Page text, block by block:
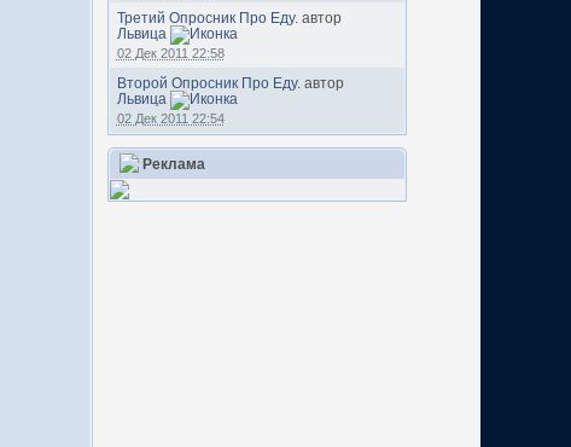
Третий Опросник Про Еду. автор
Львица
02 Дек 2011 22:58
Второй Опросник Про Еду. автор
Львица
02 Дек 2011 22:54
Реклама